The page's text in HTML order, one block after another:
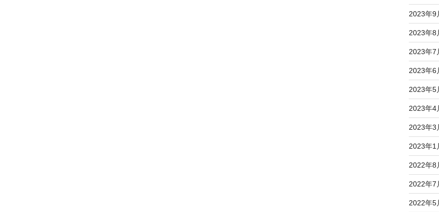
2023年9
2023年8
2023年7
2023年6
2023年5
2023年4
2023年3
2023年1
2022年8
2022年7
2022年5